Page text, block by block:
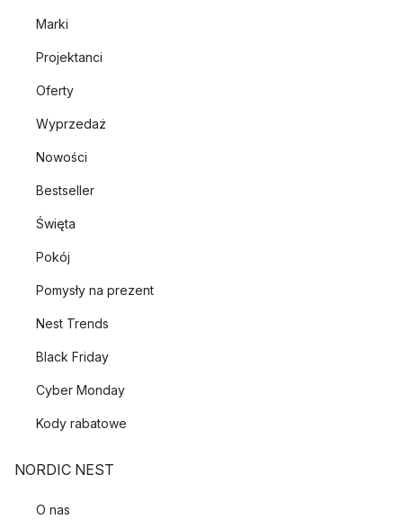
Marki
Projektanci
Oferty
Wyprzedaż
Nowości
Bestseller
Święta
Pokój
Pomysły na prezent
Nest Trends
Black Friday
Cyber Monday
Kody rabatowe
NORDIC NEST
O nas